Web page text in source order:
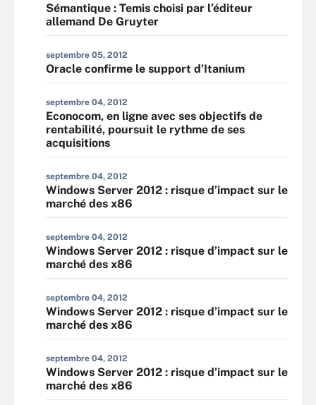
Sémantique : Temis choisi par l’éditeur
allemand De Gruyter
septembre 05, 2012
Oracle confirme le support d’Itanium
septembre 04, 2012
Econocom, en ligne avec ses objectifs de
rentabilité, poursuit le rythme de ses
acquisitions
septembre 04, 2012
Windows Server 2012 : risque d’impact sur le
marché des x86
septembre 04, 2012
Windows Server 2012 : risque d’impact sur le
marché des x86
septembre 04, 2012
Windows Server 2012 : risque d’impact sur le
marché des x86
septembre 04, 2012
Windows Server 2012 : risque d’impact sur le
marché des x86